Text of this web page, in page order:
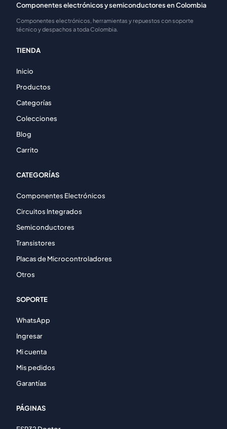
Componentes electrónicos y semiconductores en Colombia
Componentes electrónicos, herramientas y repuestos con soporte
técnico y despachos a toda Colombia.
TIENDA
Inicio
Productos
Categorías
Colecciones
Blog
Carrito
CATEGORÍAS
Componentes Electrónicos
Circuitos Integrados
Semiconductores
Transistores
Placas de Microcontroladores
Otros
SOPORTE
WhatsApp
Ingresar
Mi cuenta
Mis pedidos
Garantías
PÁGINAS